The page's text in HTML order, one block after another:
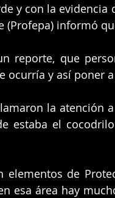
y con la evidencia
(Profepa) informó
reporte, que
ocurría y así poner
la atención
estaba el
elementos de
esa área hay